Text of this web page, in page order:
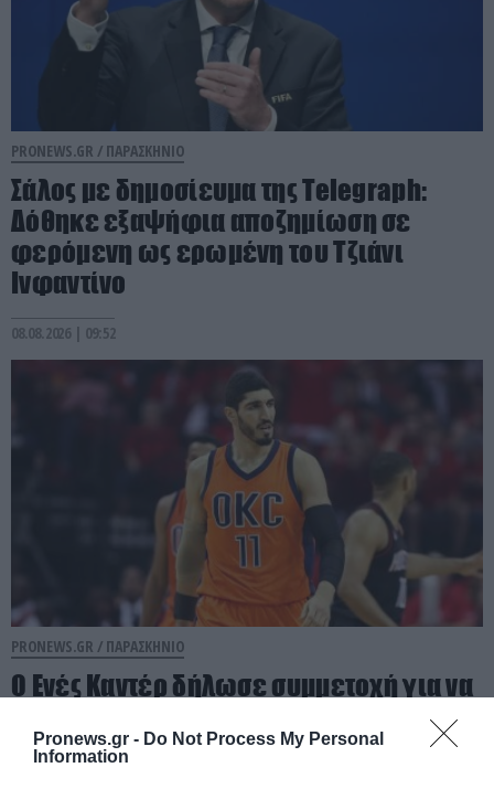
Pronews.gr - Do Not Process My Personal
Information
PRONEWS.GR / ΠΑΡΑΣΚΗΝΙΟ
Σάλος με δημοσίευμα της Telegraph:
Δόθηκε εξαψήφια αποζημίωση σε
φερόμενη ως ερωμένη του Τζιάνι
Ινφαντίνο
08.08.2026 | 09:52
PRONEWS.GR / ΠΑΡΑΣΚΗΝΙΟ
Ο Ενές Καντέρ δήλωσε συμμετοχή για να
προκάλεσε αντιδράσεις (φώτο)